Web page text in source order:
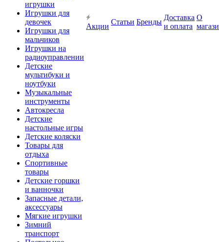
игрушки
Игрушки для
девочек
Игрушки для
мальчиков
Игрушки на
радиоуправлении
Детские
мультибуки и
ноутбуки
Музыкальные
инструменты
Автокресла
Детские
настольные игры
Детские коляски
Товары для
отдыха
Спортивные
товары
Детские горшки
и ванночки
Запасные детали,
аксессуары
Мягкие игрушки
Зимний
транспорт
Акции
Статьи Бренды
Доставка
и оплата
О